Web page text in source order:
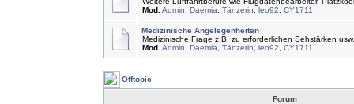
Mod. Admin Daemia Tänzerin leo92 CY1711
Medizinische Angelegenheiten
Medizinische Frage z.B. zu erforderlichen Sehstärken usw.
Mod. Admin Daemia Tänzerin leo92 CY1711
Offtopic
Forum